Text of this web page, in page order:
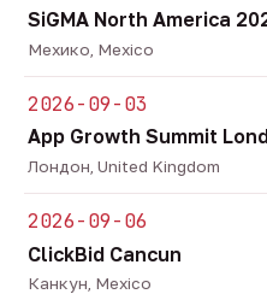
SiGMA North America
Мехико, Mexico
2026-09-03
App Growth Summit
Лондон, United Kingdom
2026-09-06
ClickBid Cancun
Канкун, Mexico